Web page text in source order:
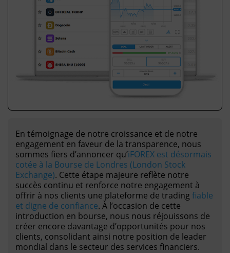
En témoignage de notre croissance et de notre
engagement en faveur de la transparence, nous
sommes fiers d’annoncer qu’iFOREX est désormais
cotée à la Bourse de Londres (London Stock
Exchange). Cette étape majeure reflète notre
succès continu et renforce notre engagement à
offrir à nos clients une plateforme de tradingfiable
et digne de confiance. À l’occasion de cette
introduction en bourse, nous nous réjouissons de
créer encore davantage d’opportunités pour nos
clients, consolidant ainsi notre position de leader
mondial dans le secteur des services financiers.